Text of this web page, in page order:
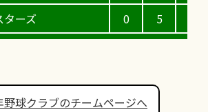
ターズ
0
5
野球クラブのチームページへ